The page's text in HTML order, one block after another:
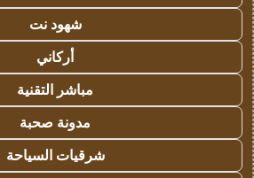
شهود نت
أركاني
مباشر التقنية
مدونة صحبة
شرقيات السياحة